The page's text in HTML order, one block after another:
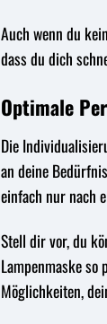
Auch wenn du
dass du dich
Optimale
Die
an deine
einfach nur nach
Stell dir vor, du
Lampenmaske
Möglichkeiten,